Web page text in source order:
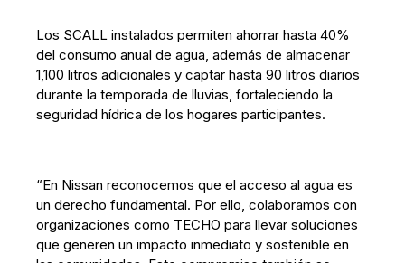
Los SCALL instalados permiten ahorrar hasta 40%
del consumo anual de agua, además de almacenar
1,100 litros adicionales y captar hasta 90 litros diarios
durante la temporada de lluvias, fortaleciendo la
seguridad hídrica de los hogares participantes.
“En Nissan reconocemos que el acceso al agua es
un derecho fundamental. Por ello, colaboramos con
organizaciones como TECHO para llevar soluciones
que generen un impacto inmediato y sostenible en